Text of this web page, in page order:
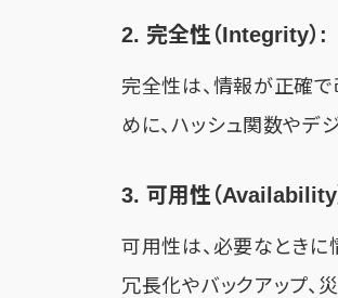
2. 完全性（Integrity）:
完全性は、情報が正確
めに、ハッシュ関数やデ
3. 可用性（Availability
可用性は、必要なときに
冗長化やバックアップ、